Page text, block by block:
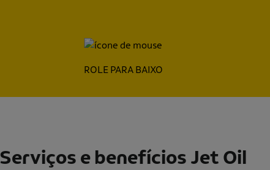
ROLE PARA BAIXO
Serviços e benefícios Jet Oil